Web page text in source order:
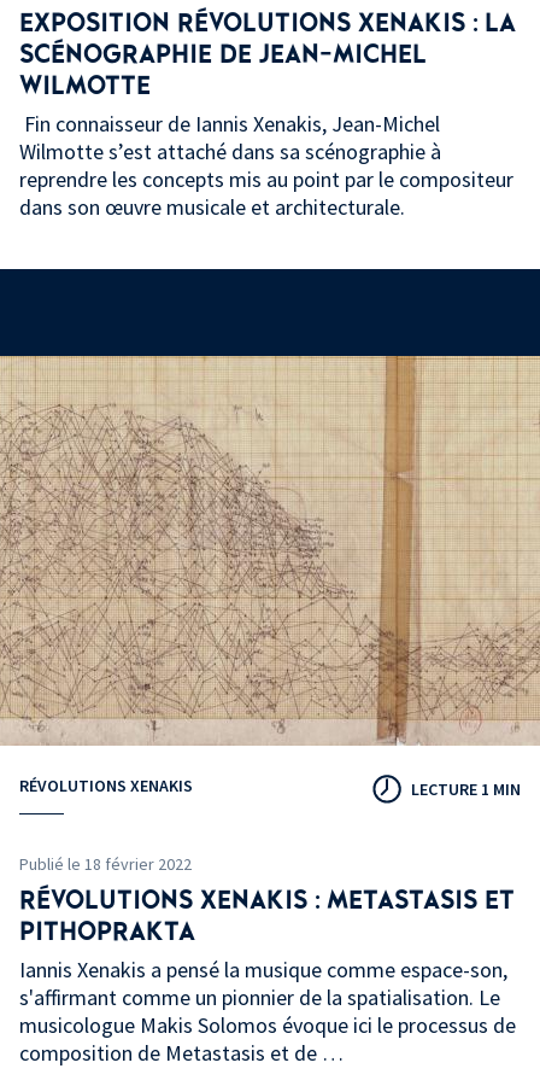
EXPOSITION RÉVOLUTIONS XENAKIS : LA
SCÉNOGRAPHIE DE JEAN-MICHEL
WILMOTTE
Fin connaisseur de Iannis Xenakis, Jean-Michel
Wilmotte s’est attaché dans sa scénographie à
reprendre les concepts mis au point par le compositeur
dans son œuvre musicale et architecturale.
RÉVOLUTIONS XENAKIS LECTURE 1 MIN
Publié le 18 février 2022
RÉVOLUTIONS XENAKIS : METASTASIS ET
PITHOPRAKTA
Iannis Xenakis a pensé la musique comme espace-son,
s'affirmant comme un pionnier de la spatialisation. Le
musicologue Makis Solomos évoque ici le processus de
composition de Metastasis et de …